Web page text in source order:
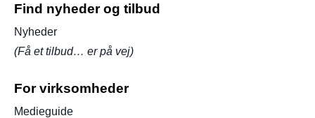
Find nyheder og tilbud
Nyheder
(Få et tilbud… er på vej)
For virksomheder
Medieguide